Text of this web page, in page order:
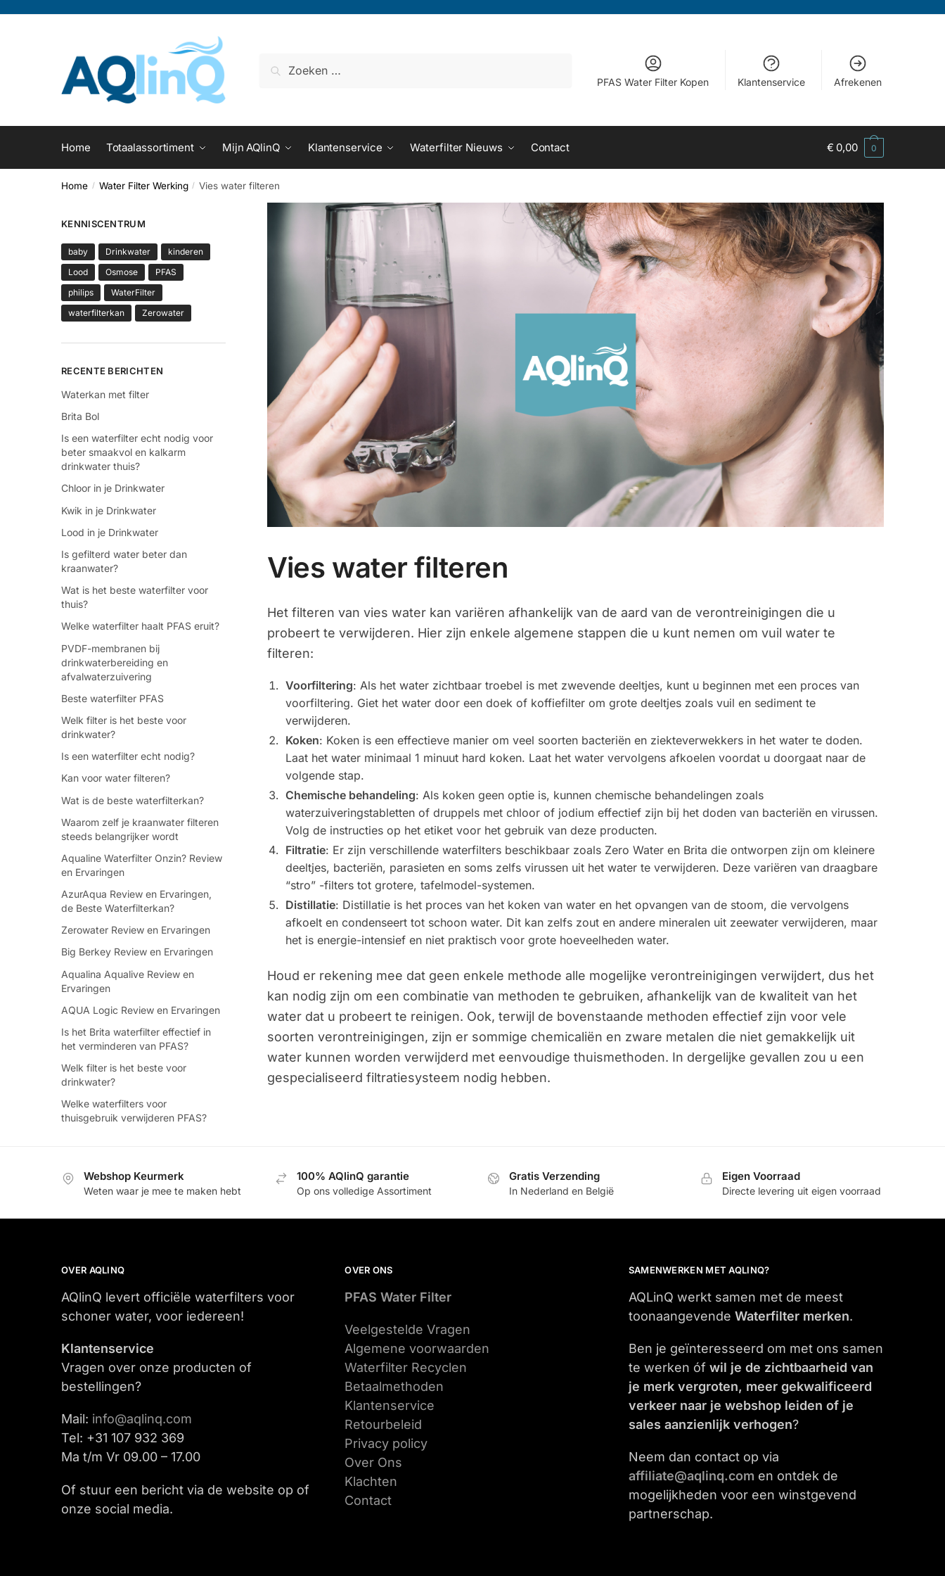
naar:
PFAS Water Filter Kopen Klantenservice Afrekenen
Home Totaalassortiment Mijn AQlinQ Klantenservice Waterfilter Nieuws Contact € 0,00 0
Home / Water Filter Werking / Vies water filteren
Vies water filteren
Het filteren van vies water kan variëren afhankelijk van de aard van de verontreinigingen die u
probeert te verwijderen. Hier zijn enkele algemene stappen die u kunt nemen om vuil water te
filteren:
Voorfiltering: Als het water zichtbaar troebel is met zwevende deeltjes, kunt u beginnen met een proces van
voorfiltering. Giet het water door een doek of koffiefilter om grote deeltjes zoals vuil en sediment te
verwijderen.
Koken: Koken is een effectieve manier om veel soorten bacteriën en ziekteverwekkers in het water te doden.
Laat het water minimaal 1 minuut hard koken. Laat het water vervolgens afkoelen voordat u doorgaat naar de
volgende stap.
Chemische behandeling: Als koken geen optie is, kunnen chemische behandelingen zoals
waterzuiveringstabletten of druppels met chloor of jodium effectief zijn bij het doden van bacteriën en virussen.
Volg de instructies op het etiket voor het gebruik van deze producten.
Filtratie: Er zijn verschillende waterfilters beschikbaar zoals Zero Water en Brita die ontworpen zijn om kleinere
deeltjes, bacteriën, parasieten en soms zelfs virussen uit het water te verwijderen. Deze variëren van draagbare
“stro” -filters tot grotere, tafelmodel-systemen.
Distillatie: Distillatie is het proces van het koken van water en het opvangen van de stoom, die vervolgens
afkoelt en condenseert tot schoon water. Dit kan zelfs zout en andere mineralen uit zeewater verwijderen, maar
het is energie-intensief en niet praktisch voor grote hoeveelheden water.
Houd er rekening mee dat geen enkele methode alle mogelijke verontreinigingen verwijdert, dus het
kan nodig zijn om een combinatie van methoden te gebruiken, afhankelijk van de kwaliteit van het
water dat u probeert te reinigen. Ook, terwijl de bovenstaande methoden effectief zijn voor vele
soorten verontreinigingen, zijn er sommige chemicaliën en zware metalen die niet gemakkelijk uit
water kunnen worden verwijderd met eenvoudige thuismethoden. In dergelijke gevallen zou u een
gespecialiseerd filtratiesysteem nodig hebben.
KENNISCENTRUM
baby Drinkwater
kinderen
Lood
Osmose
PFAS
philips
WaterFilter
waterfilterkan
Zerowater
RECENTE BERICHTEN
Waterkan met filter
Brita Bol
Is een waterfilter echt nodig voor
beter smaakvol en kalkarm
drinkwater thuis?
Chloor in je Drinkwater
Kwik in je Drinkwater
Lood in je Drinkwater
Is gefilterd water beter dan
kraanwater?
Wat is het beste waterfilter voor
thuis?
Welke waterfilter haalt PFAS eruit?
PVDF-membranen bij
drinkwaterbereiding en
afvalwaterzuivering
Beste waterfilter PFAS
Welk filter is het beste voor
drinkwater?
Is een waterfilter echt nodig?
Kan voor water filteren?
Wat is de beste waterfilterkan?
Waarom zelf je kraanwater filteren
steeds belangrijker wordt
Aqualine Waterfilter Onzin? Review
en Ervaringen
AzurAqua Review en Ervaringen,
de Beste Waterfilterkan?
Zerowater Review en Ervaringen
Big Berkey Review en Ervaringen
Aqualina Aqualive Review en
Ervaringen
AQUA Logic Review en Ervaringen
Is het Brita waterfilter effectief in
het verminderen van PFAS?
Welk filter is het beste voor
drinkwater?
Welke waterfilters voor
thuisgebruik verwijderen PFAS?
Webshop Keurmerk
Weten waar je mee te maken hebt
100% AQlinQ garantie
Op ons volledige Assortiment
Gratis Verzending
In Nederland en België
Eigen Voorraad
Directe levering uit eigen voorraad
OVER AQLINQ
AQlinQ levert officiële waterfilters voor
schoner water, voor iedereen!
Klantenservice
Vragen over onze producten of
bestellingen?
Mail: info@aqlinq.com
Tel: +31 107 932 369
Ma t/m Vr 09.00 – 17.00
Of stuur een bericht via de website op of
onze social media.
OVER ONS
PFAS Water Filter
Veelgestelde Vragen
Algemene voorwaarden
Waterfilter Recyclen
Betaalmethoden
Klantenservice
Retourbeleid
Privacy policy
Over Ons
Klachten
Contact
SAMENWERKEN MET AQLINQ?
AQLinQ werkt samen met de meest
toonaangevende Waterfilter merken.
Ben je geïnteresseerd om met ons samen
te werken óf wil je de zichtbaarheid van
je merk vergroten, meer gekwalificeerd
verkeer naar je webshop leiden of je
sales aanzienlijk verhogen?
Neem dan contact op via
affiliate@aqlinq.com en ontdek de
mogelijkheden voor een winstgevend
partnerschap.